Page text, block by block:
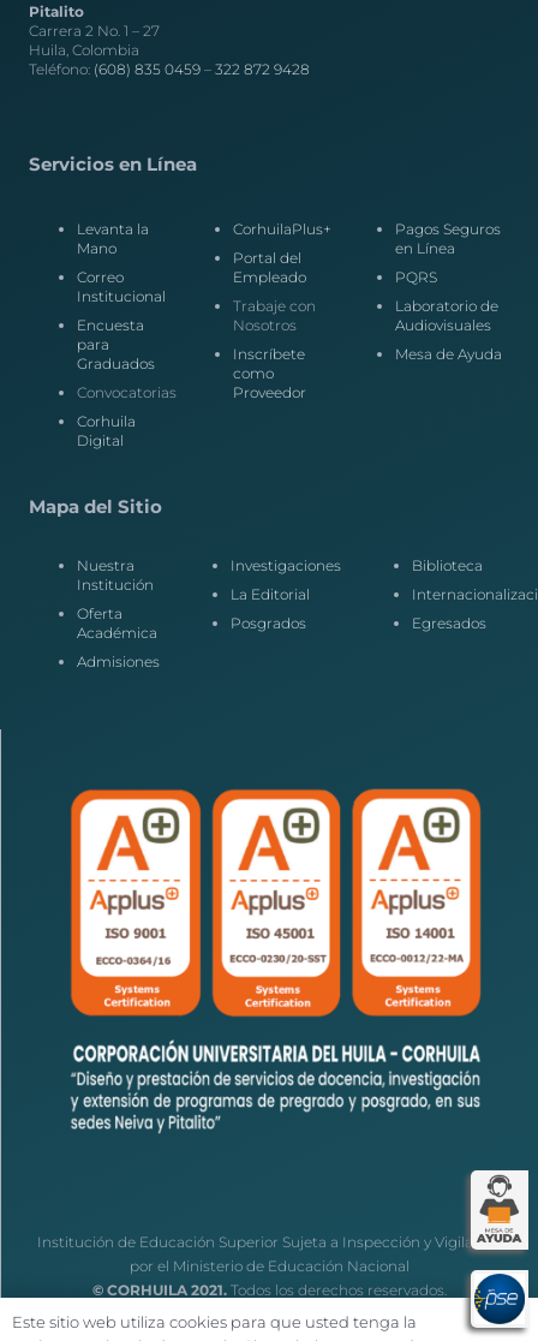
Pitalito
Carrera 2 No. 1 – 27
Huila, Colombia
Teléfono: (608) 835 0459 – 322 872 9428
Servicios en Línea
Levanta la
Mano
Correo
Institucional
Encuesta
para
Graduados
Convocatorias
Corhuila
Digital
CorhuilaPlus+
Portal del
Empleado
Trabaje con
Nosotros
Inscríbete
como
Proveedor
Pagos Seguros
en Línea
PQRS
Laboratorio de
Audiovisuales
Mesa de Ayuda
Mapa del Sitio
Nuestra
Institución
Oferta
Académica
Admisiones
Investigaciones
La Editorial
Posgrados
Biblioteca
Egresados
Institución de Educación Superior Sujeta a Inspección y Vigilancia
por el Ministerio de Educación Nacional
© CORHUILA 2021. Todos los derechos reservados.
Este sitio web utiliza cookies para que usted tenga la